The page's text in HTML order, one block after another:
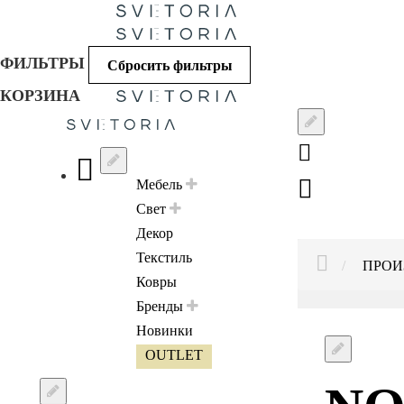
ФИЛЬТРЫ Сбросить фильтры
КОРЗИНА
Мебель
Свет
Декор
Текстиль
Ковры
Бренды
Новинки
OUTLET
HOME